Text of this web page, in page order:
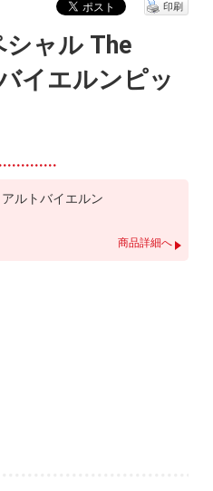
ャル The
イエルンピッ
印刷
ルトバイエルン
商品詳細へ